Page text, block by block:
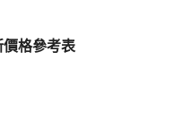
格參考表